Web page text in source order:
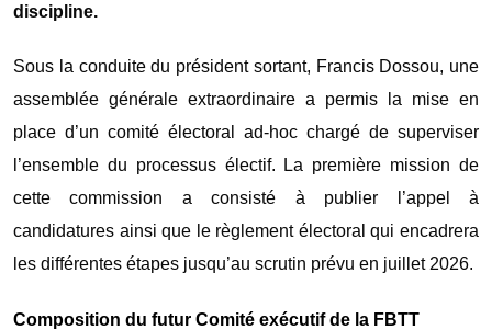
discipline.
Sous la conduite du président sortant, Francis Dossou, une
assemblée générale extraordinaire a permis la mise en
place d’un comité électoral ad-hoc chargé de superviser
l’ensemble du processus électif. La première mission de
cette commission a consisté à publier l’appel à
candidatures ainsi que le règlement électoral qui encadrera
les différentes étapes jusqu’au scrutin prévu en juillet 2026.
Composition du futur Comité exécutif de la FBTT